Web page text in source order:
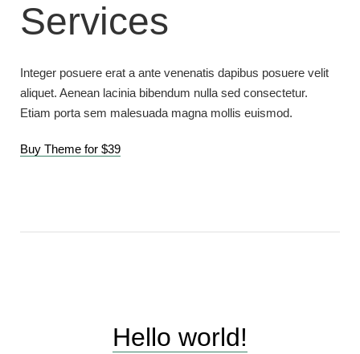
Services
Integer posuere erat a ante venenatis dapibus posuere velit
aliquet. Aenean lacinia bibendum nulla sed consectetur.
Etiam porta sem malesuada magna mollis euismod.
Buy Theme for $39
Hello world!